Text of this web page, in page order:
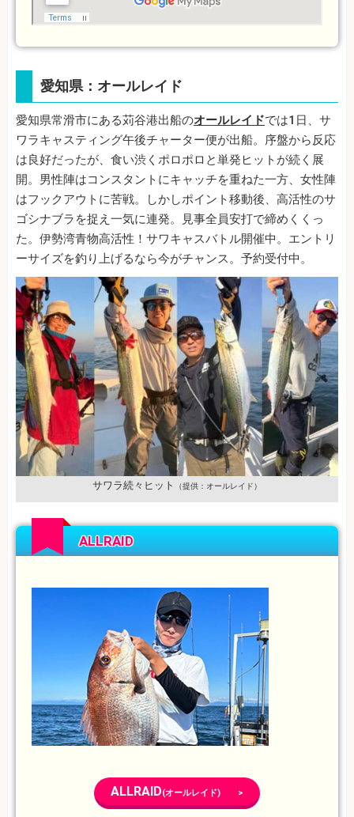
愛知県：オールレイド
愛知県常滑市にある苅谷港出船のオールレイドでは1日、サ
ワラキャスティング午後チャーター便が出船。序盤から反応
は良好だったが、食い渋くポロポロと単発ヒットが続く展
開。男性陣はコンスタントにキャッチを重ねた一方、女性陣
はフックアウトに苦戦。しかしポイント移動後、高活性のサ
ゴシナブラを捉え一気に連発。見事全員安打で締めくくっ
た。伊勢湾青物高活性！サワキャスバトル開催中。エントリ
ーサイズを釣り上げるなら今がチャンス。予約受付中。
サワラ続々ヒット （提供：オールレイド）
ALLRAID
ALLRAID(オールレイド) >